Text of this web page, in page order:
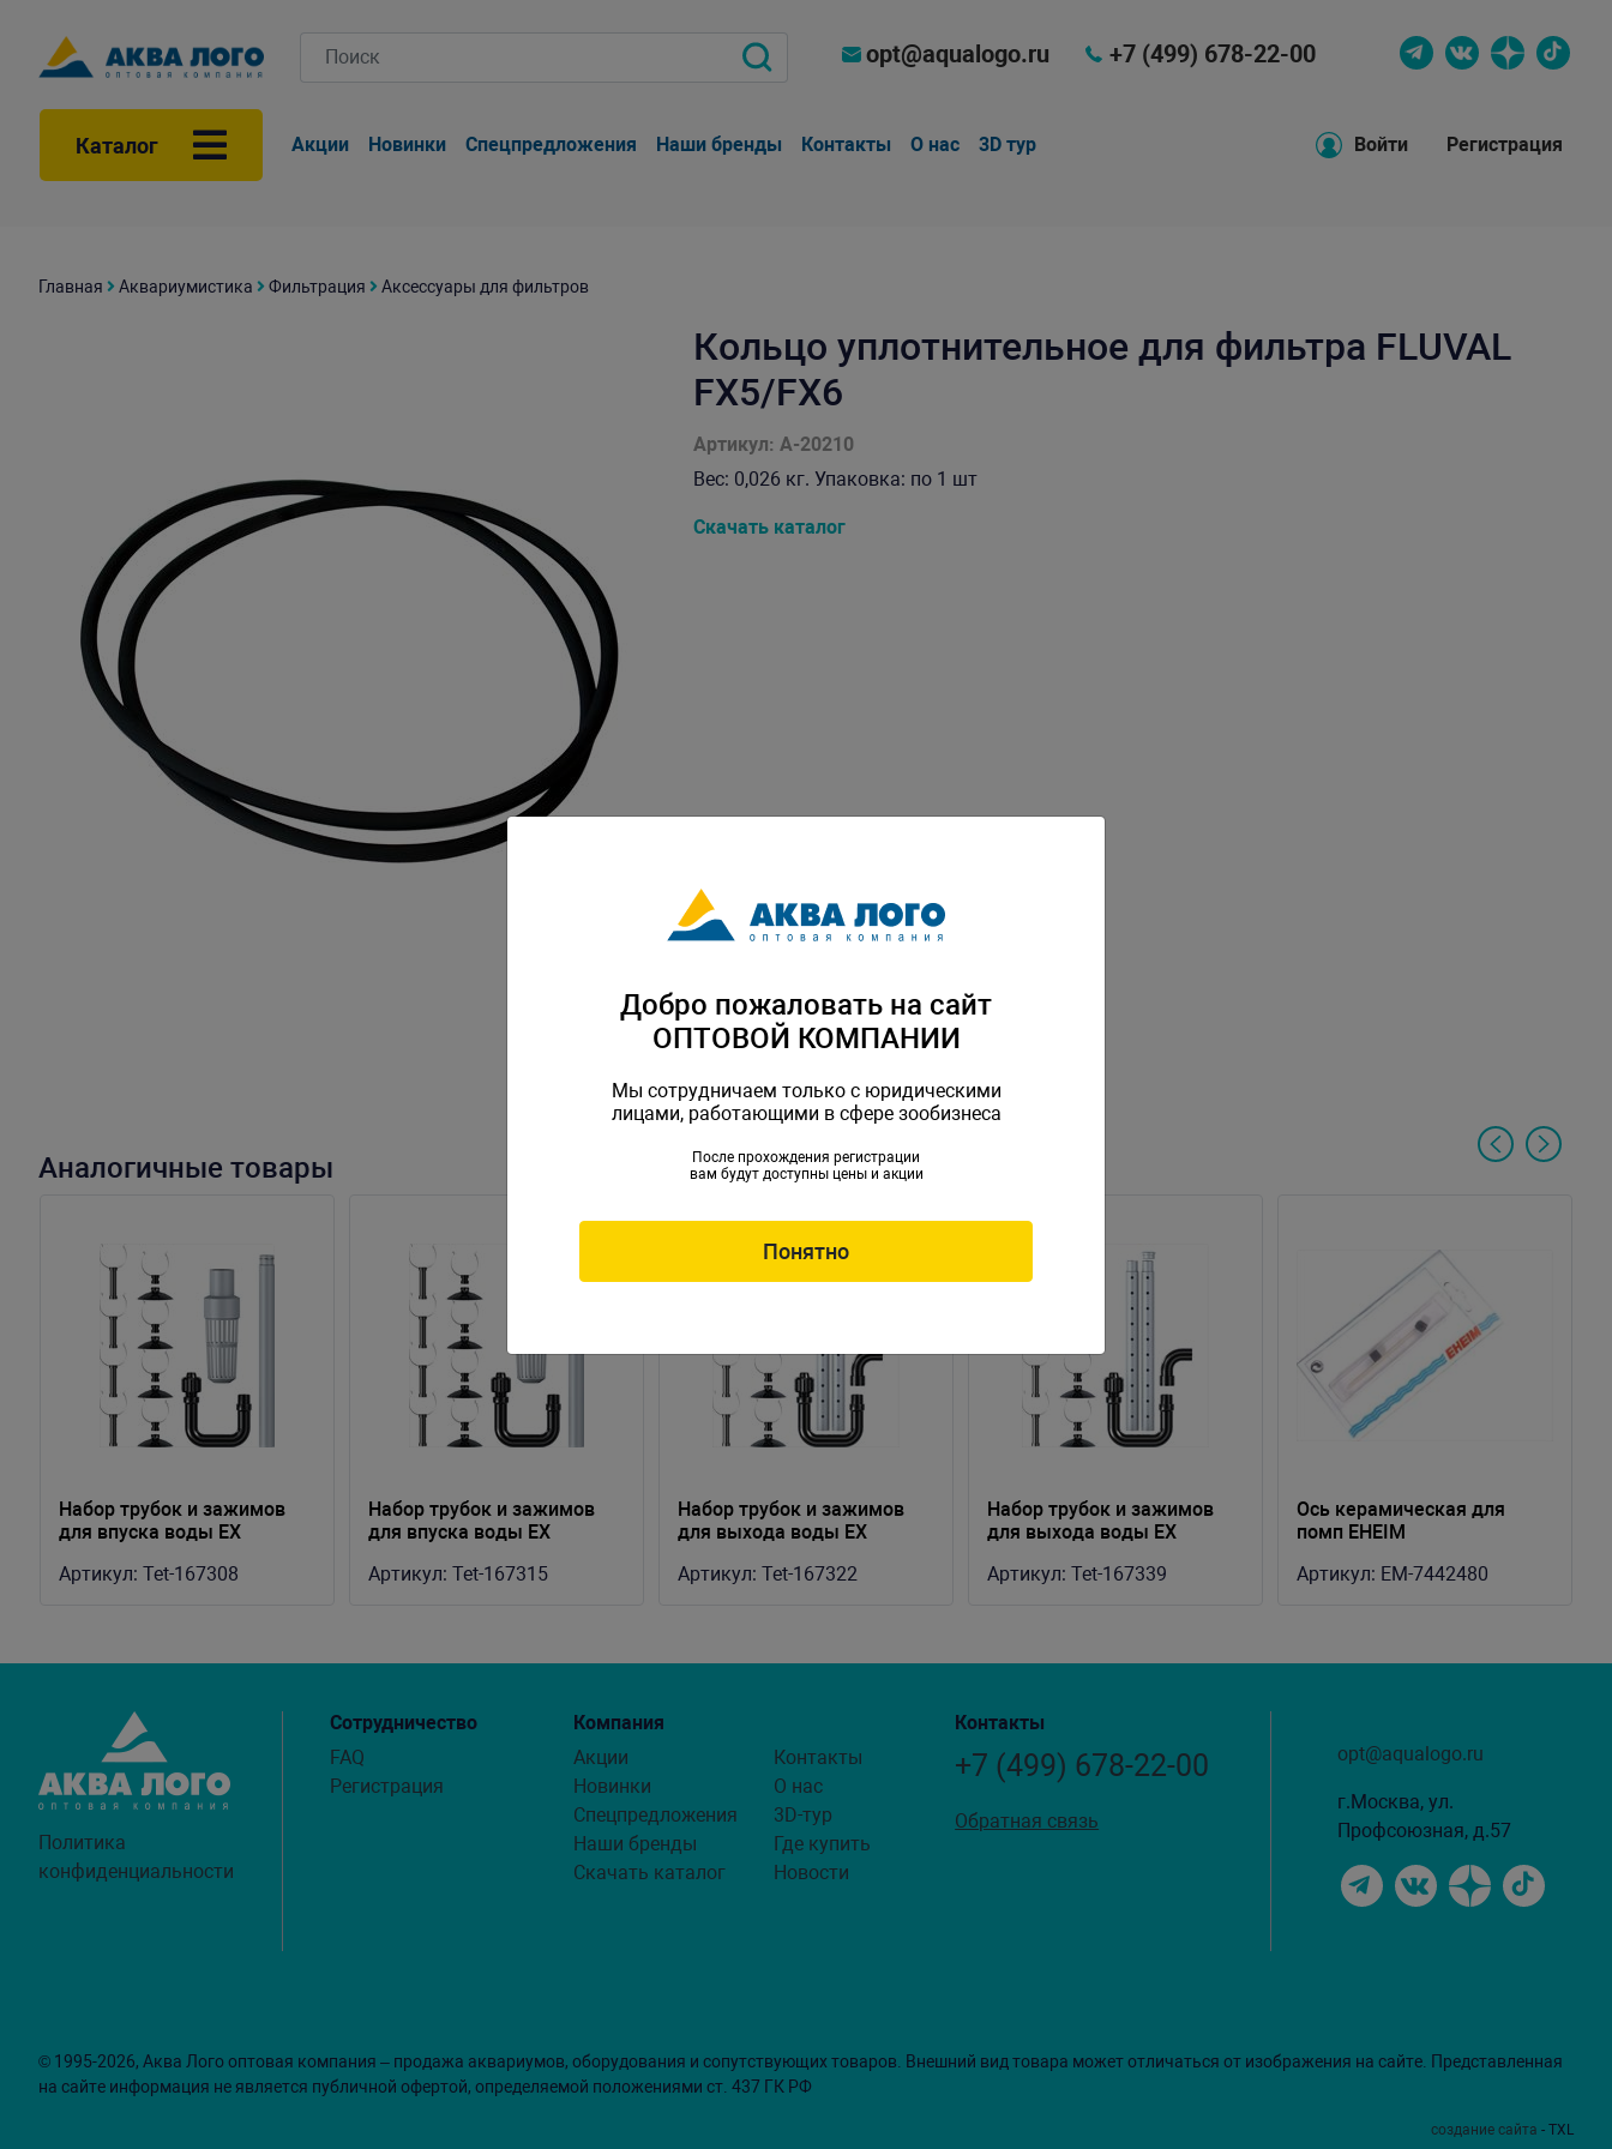
opt@aqualogo.ru +7 (499) 678-22-00
Каталог Акции Новинки Спецпредложения Наши бренды Контакты О нас 3D тур Войти Регистрация
Главная Аквариумистика Фильтрация Аксессуары для фильтров
Кольцо уплотнительное для фильтра FLUVAL
FX5/FX6
Артикул: A-20210
Вес: 0,026 кг. Упаковка: по 1 шт
Скачать каталог
Аналогичные товары
Набор трубок и зажимов
для впуска воды EX
Артикул: Tet-167308
Набор трубок и зажимов
для впуска воды EX
Артикул: Tet-167315
Набор трубок и зажимов
для выхода воды EX
Артикул: Tet-167322
Набор трубок и зажимов
для выхода воды EX
Артикул: Tet-167339
Ось керамическая для
помп EHEIM
Артикул: EM-7442480
Политика
конфиденциальности
Сотрудничество
FAQ
Регистрация
Компания
Акции
Новинки
Спецпредложения
Наши бренды
Скачать каталог
Контакты
О нас
3D-тур
Где купить
Новости
Контакты
+7 (499) 678-22-00
Обратная связь
opt@aqualogo.ru
г.Москва, ул.
Профсоюзная, д.57
© 1995-2026, Аква Лого оптовая компания – продажа аквариумов, оборудования и сопутствующих товаров. Внешний вид товара может отличаться от изображения на сайте. Представленная
на сайте информация не является публичной офертой, определяемой положениями ст. 437 ГК РФ
создание сайта - TXL
Добро пожаловать на сайт
ОПТОВОЙ КОМПАНИИ
Мы сотрудничаем только с юридическими
лицами, работающими в сфере зообизнеса
После прохождения регистрации
вам будут доступны цены и акции
Понятно